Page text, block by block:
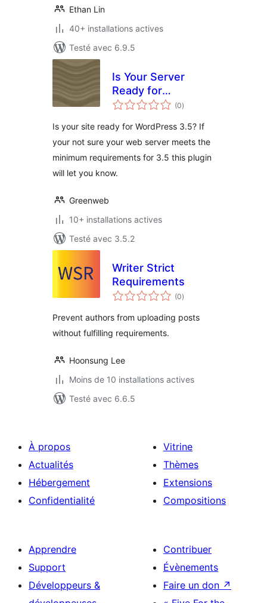
Ethan Lin
40+ installations actives
Testé avec 6.9.5
Is Your Server
Ready for
WordPress 3.5
(0notes
en
)
Is your site ready for WordPress 3.5? If
your not sure your web server meets the
minimum requirements for 3.5 this plugin
will let you know.
Greenweb
10+ installations actives
Testé avec 3.5.2
Writer Strict
Requirements
(0notes
en
)
Prevent authors from uploading posts
without fulfilling requirements.
Hoonsung Lee
Moins de 10 installations actives
Testé avec 6.6.5
À propos
Actualités
Hébergement
Confidentialité
Vitrine
Thèmes
Extensions
Compositions
Apprendre
Support
Développeurs &
Contribuer
Évènements
Faire un don ↗